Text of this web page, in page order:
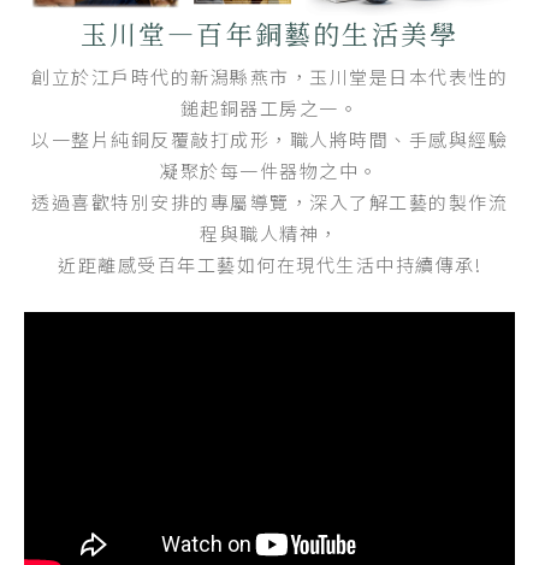
玉川堂—百年銅藝的生活美學
創立於江戶時代的新潟縣燕市，玉川堂是日本代表性的
鎚起銅器工房之一。
以一整片純銅反覆敲打成形，職人將時間、手感與經驗
凝聚於每一件器物之中。
透過喜歡特別安排的專屬導覽，深入了解工藝的製作流
程與職人精神，
近距離感受百年工藝如何在現代生活中持續傳承!